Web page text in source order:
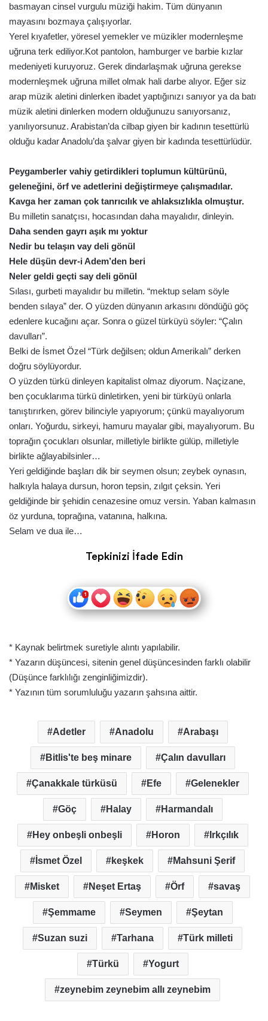
basmayan cinsel vurgulu müziği hakim. Tüm dünyanın
mayasını bozmaya çalışıyorlar.
Yerel kıyafetler, yöresel yemekler ve müzikler modernleşme
uğruna terk ediliyor.Kot pantolon, hamburger ve barbie kızlar
medeniyeti kuruyoruz. Gerek dindarlaşmak uğruna gerekse
modernleşmek uğruna millet olmak hali darbe alıyor. Eğer siz
arap müzik aletini dinlerken ibadet yaptığınızı sanıyor ya da batı
müzik aletini dinlerken modern olduğunuzu sanıyorsanız,
yanılıyorsunuz. Arabistan’da cilbap giyen bir kadının tesettürlü
olduğu kadar Anadolu’da şalvar giyen bir kadında tesettürlüdür.
Peygamberler vahiy getirdikleri toplumun kültürünü,
geleneğini, örf ve adetlerini değiştirmeye çalışmadılar.
Kavga her zaman çok tanrıcılık ve ahlaksızlıkla olmuştur.
Bu milletin sanatçısı, hocasından daha mayalıdır, dinleyin.
Daha senden gayrı aşık mı yoktur
Nedir bu telaşın vay deli gönül
Hele düşün devr-i Adem’den beri
Neler geldi geçti say deli gönül
Sılası, gurbeti mayalıdır bu milletin. “mektup selam söyle
benden sılaya” der. O yüzden dünyanın arkasını döndüğü göç
edenlere kucağını açar. Sonra o güzel türküyü söyler: “Çalın
davulları”.
Belki de İsmet Özel “Türk değilsen; oldun Amerikalı” derken
doğru söylüyordur.
O yüzden türkü dinleyen kapitalist olmaz diyorum. Naçizane,
ben çocuklarıma türkü dinletirken, yeni bir türküyü onlarla
tanıştırırken, görev bilinciyle yapıyorum; çünkü mayalıyorum
onları. Yoğurdu, sirkeyi, hamuru mayalar gibi, mayalıyorum. Bu
toprağın çocukları olsunlar, milletiyle birlikte gülüp, milletiyle
birlikte ağlayabilsinler…
Yeri geldiğinde başları dik bir seymen olsun; zeybek oynasın,
halkıyla halaya dursun, horon tepsin, zılgıt çeksin. Yeri
geldiğinde bir şehidin cenazesine omuz versin. Yaban kalmasın
öz yurduna, toprağına, vatanına, halkına.
Selam ve dua ile…
Tepkinizi İfade Edin
* Kaynak belirtmek suretiyle alıntı yapılabilir.
* Yazarın düşüncesi, sitenin genel düşüncesinden farklı olabilir
(Düşünce farklılığı zenginliğimizdir).
* Yazının tüm sorumluluğu yazarın şahsına aittir.
Adetler Anadolu Arabaşı
Bitlis'te beş minare Çalın davulları
Çanakkale türküsü Efe Gelenekler
Göç Halay Harmandalı
Hey onbeşli onbeşli Horon Irkçılık
İsmet Özel keşkek Mahsuni Şerif
Misket Neşet Ertaş Örf savaş
Şemmame Seymen Şeytan
Suzan suzi Tarhana Türk milleti
Türkü Yogurt
zeynebim zeynebim allı zeynebim